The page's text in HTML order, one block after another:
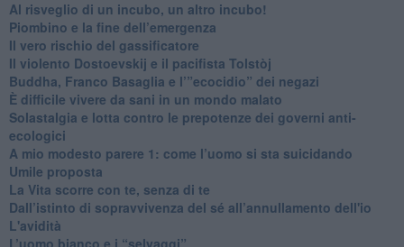
Al risveglio di un incubo, un altro incubo!
​Piombino e la fine dell’emergenza
​Il vero rischio del gassificatore
​Il violento Dostoevskij e il pacifista Tolstòj
​Buddha, Franco Basaglia e l’”ecocidio” dei negazi
​È difficile vivere da sani in un mondo malato
Solastalgia e lotta contro le prepotenze dei governi anti-
ecologici
​A mio modesto parere 1: come l’uomo si sta suicidando
​Umile proposta
​La Vita scorre con te, senza di te
​Dall’istinto di sopravvivenza del sé all’annullamento dell'io
L'avidità
​L’uomo bianco e i “selvaggi”